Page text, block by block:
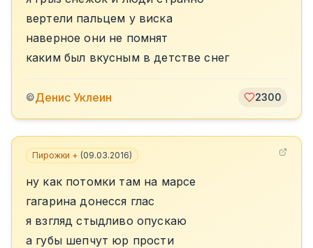
вертели пальцем у виска
наверное они не помнят
каким был вкусным в детстве снег
©Денис Уклеин 2300
Пирожки + (09.03.2016)
ну как потомки там на марсе
гагарина донесся глас
я взгляд стыдливо опускаю
а губы шепчут юр прости